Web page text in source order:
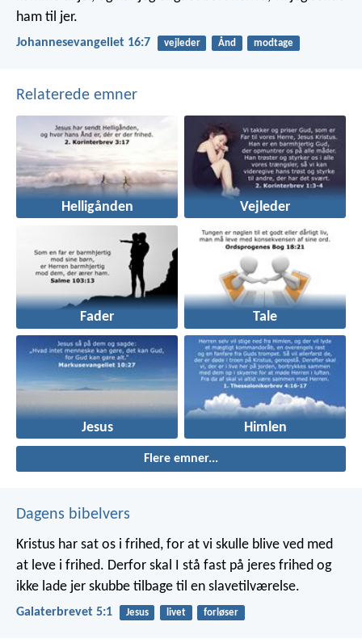
ham til jer.
Johannesevangeliet 16:7 vejleder Ånd modtage
Relaterede emner
Helligånden Vejleder
Fader Tale
Jesus Himlen
Flere emner...
Dagens bibelvers
Kristus har sat os i frihed, for at vi skulle blive ved med
at leve i frihed. Derfor skal I stå fast på jeres frihed og
ikke lade jer skubbe tilbage til en slavetilværelse.
Galaterbrevet 5:1 Jesus livet forløser